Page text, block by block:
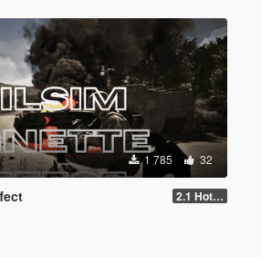
1 785 32
2.1 Hotfix